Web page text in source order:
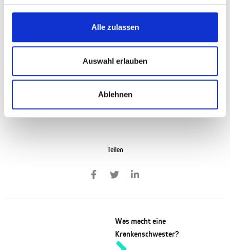
Alle zulassen
Auswahl erlauben
Ablehnen
einzustellen – oft zu schlechteren Konditionen. Manchmal vergingen nur
die betroffenen Mitarbeiter im übertragenen Sinne durch eine "Drehtür"
nach draußen und direkt wieder hinein gegangen sind. Diese Praxis wurde
durch die Drehtürklausel unterbunden. Wenn ein Unternehmen einen
über eine Zeitarbeitsfirma beschäftigen möchte, muss es diesem
Mitarbeiter Equal Pay gewähren. Das bedeutet, dass das Unternehmen
ihm das gleiche Gehalt zahlen muss, das er zuvor Mitarbeiter erhalten hat.
Teilen
Was macht eine
Krankenschwester?